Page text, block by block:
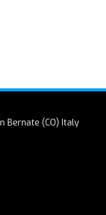
Bernate (CO) Italy